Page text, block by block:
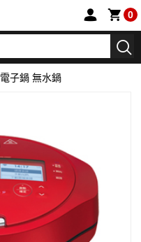
0
電子鍋 無水鍋